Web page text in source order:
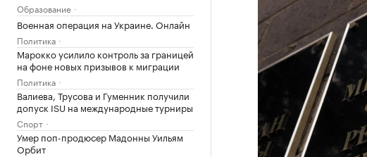
Образование
Военная операция на Украине. Онлайн
Политика
Марокко усилило контроль за границей
на фоне новых призывов к миграции
Политика
Валиева, Трусова и Гуменник получили
допуск ISU на международные турниры
Спорт
Умер поп-продюсер Мадонны Уильям
Орбит